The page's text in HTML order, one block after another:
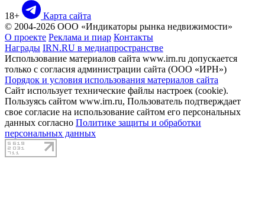
18+
Карта сайта
© 2004-2026 ООО «Индикаторы рынка недвижимости»
О проекте Реклама и пиар Контакты
Награды IRN.RU в медиапространстве
Использование материалов сайта www.irn.ru допускается
только с согласия администрации сайта (ООО «ИРН»)
Порядок и условия использования материалов сайта
Сайт использует технические файлы настроек (cookie).
Пользуясь сайтом www.irn.ru, Пользователь подтверждает
свое согласие на использование сайтом его персональных
данных согласно Политике защиты и обработки
персональных данных